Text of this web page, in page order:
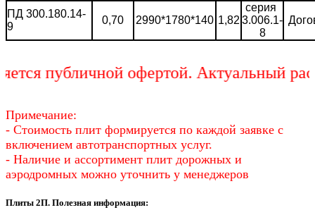
ПД 300.180.14-
9
0,70 2990*1780*140 1,82
серия
3.006.1-
8
публичной офертой. Актуальный
Примечание:
- Стоимость плит формируется по каждой заявке с
включением автотранспортных услуг.
- Наличие и ассортимент плит дорожных и
аэродромных можно уточнить у менеджеров
Плиты 2П. Полезная информация: